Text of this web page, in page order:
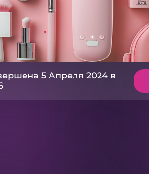
5 Апреля 2024 в